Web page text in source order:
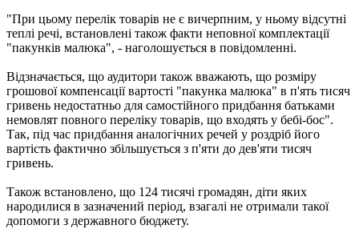
"При цьому перелік товарів не є вичерпним, у ньому відсутні
теплі речі, встановлені також факти неповної комплектації
"пакунків малюка", - наголошується в повідомленні.
Відзначається, що аудитори також вважають, що розміру
грошової компенсації вартості "пакунка малюка" в п'ять тисяч
гривень недостатньо для самостійного придбання батьками
немовлят повного переліку товарів, що входять у бебі-бос".
Так, під час придбання аналогічних речей у роздріб його
вартість фактично збільшується з п'яти до дев'яти тисяч
гривень.
Також встановлено, що 124 тисячі громадян, діти яких
народилися в зазначений період, взагалі не отримали такої
допомоги з державного бюджету.